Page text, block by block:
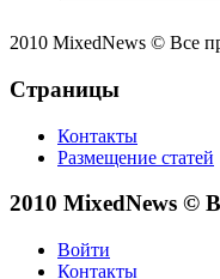
2010 MixedNews © Все
Страницы
Контакты
Размещение статей
2010 MixedNews ©
Войти
Контакты